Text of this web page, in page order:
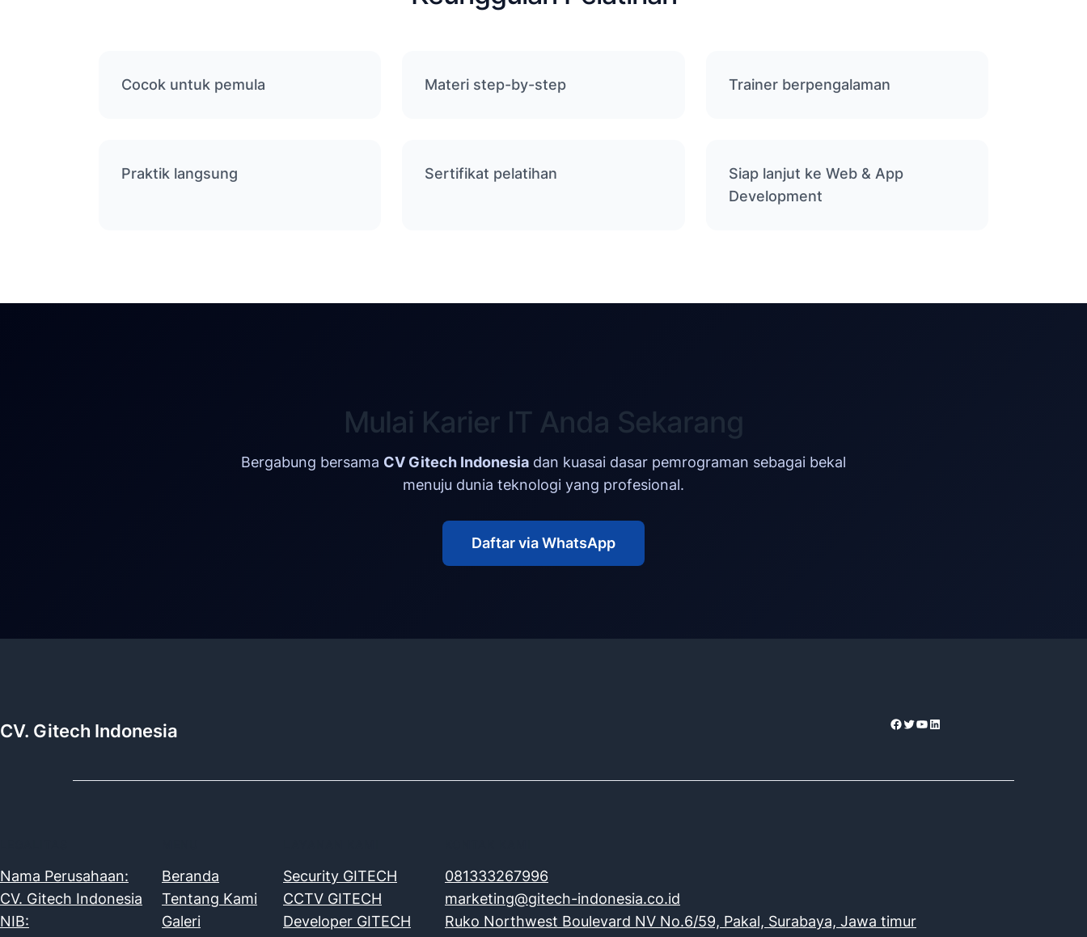
Cocok untuk pemula Materi step-by-step Trainer berpengalaman
Praktik langsung Sertifikat pelatihan
Siap lanjut ke Web & App
Development
Mulai Karier IT Anda Sekarang
Bergabung bersama CV Gitech Indonesia dan kuasai dasar pemrograman sebagai bekal
menuju dunia teknologi yang profesional.
Daftar via WhatsApp
CV. Gitech Indonesia Facebook
Twitter
YouTube
LinkedIn
Nama Perusahaan:
CV. Gitech Indonesia
NIB:
Beranda
Tentang Kami
Galeri
Security GITECH
CCTV GITECH
Developer GITECH
081333267996
marketing@gitech-indonesia.co.id
Ruko Northwest Boulevard NV No.6/59, Pakal, Surabaya, Jawa timur